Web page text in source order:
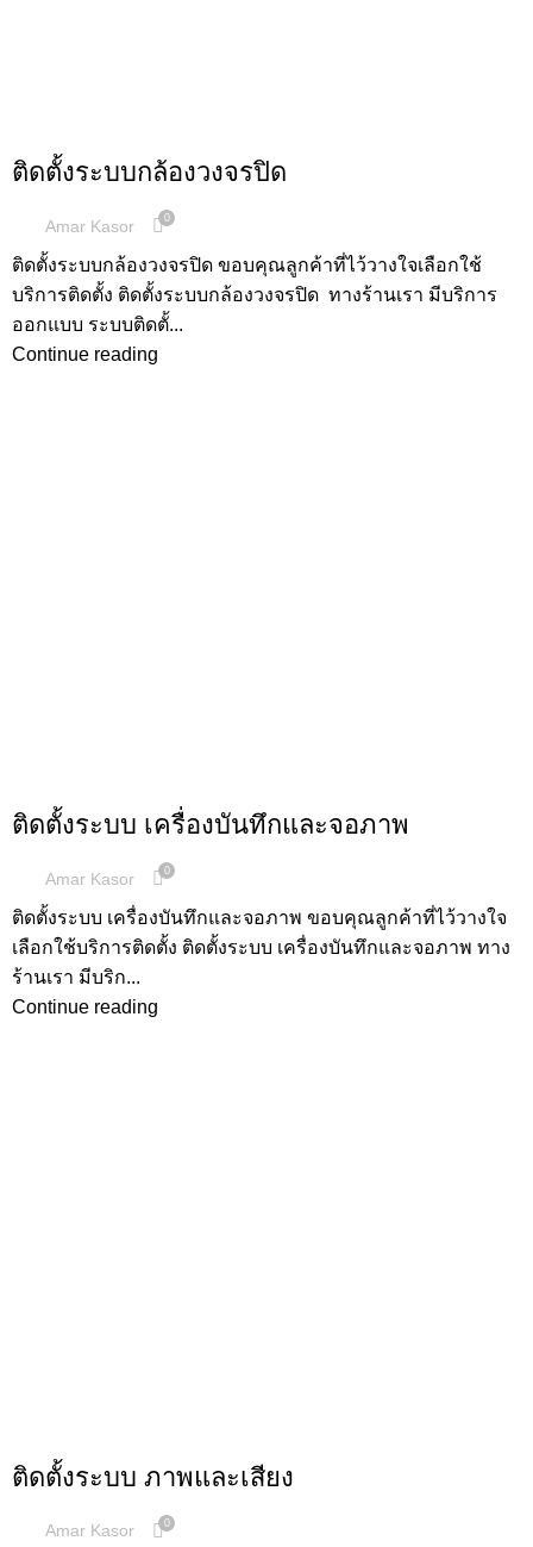
ติดตั้งระบบกล้องวงจรปิด
Amar Kasor 0
ติดตั้งระบบกล้องวงจรปิด ขอบคุณลูกค้าที่ไว้วางใจเลือกใช้
บริการติดตั้ง ติดตั้งระบบกล้องวงจรปิด ทางร้านเรา มีบริการ
ออกแบบ ระบบติดตั้...
Continue reading
ติดตั้งระบบ เครื่องบันทึกและจอภาพ
Amar Kasor 0
ติดตั้งระบบ เครื่องบันทึกและจอภาพ ขอบคุณลูกค้าที่ไว้วางใจ
เลือกใช้บริการติดตั้ง ติดตั้งระบบ เครื่องบันทึกและจอภาพ ทาง
ร้านเรา มีบริก...
Continue reading
ติดตั้งระบบ ภาพและเสียง
Amar Kasor 0